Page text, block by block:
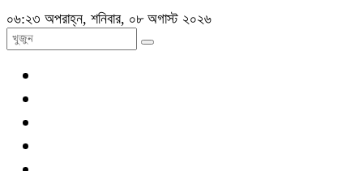
০৬:২৩ অপরাহ্ন, শনিবার, ০৮ অগাস্ট ২০২৬